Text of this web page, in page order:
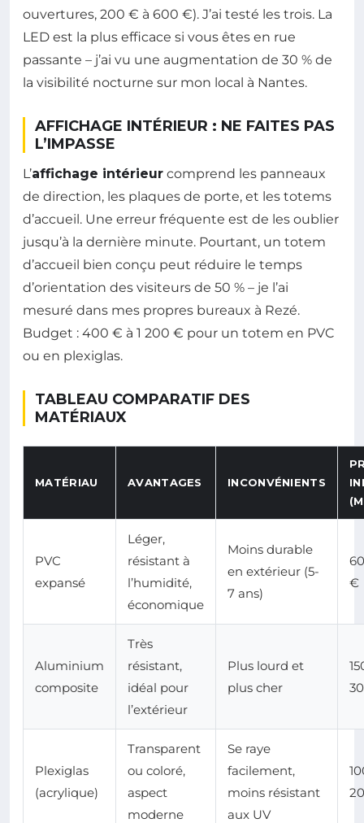
ouvertures, 200 € à 600 €). J’ai testé les trois. La
LED est la plus efficace si vous êtes en rue
passante – j’ai vu une augmentation de 30 % de
la visibilité nocturne sur mon local à Nantes.
AFFICHAGE INTÉRIEUR : NE FAITES PAS
L’IMPASSE
L’affichage intérieur comprend les panneaux
de direction, les plaques de porte, et les totems
d’accueil. Une erreur fréquente est de les oublier
jusqu’à la dernière minute. Pourtant, un totem
d’accueil bien conçu peut réduire le temps
d’orientation des visiteurs de 50 % – je l’ai
mesuré dans mes propres bureaux à Rezé.
Budget : 400 € à 1 200 € pour un totem en PVC
ou en plexiglas.
TABLEAU COMPARATIF DES
MATÉRIAUX
MATÉRIAU AVANTAGES INCONVÉNIENTS
PVC
expansé
Léger,
résistant à
l’humidité,
économique
Moins durable
en extérieur (5-
7 ans)
€
Aluminium
composite
Très
résistant,
idéal pour
l’extérieur
Plus lourd et
plus cher
Plexiglas
(acrylique)
Transparent
ou coloré,
aspect
moderne
Se raye
facilement,
moins résistant
aux UV